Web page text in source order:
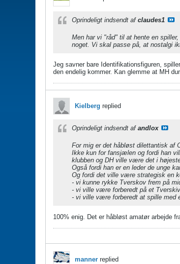
Oprindeligt indsendt af claudes1
Men har vi "råd" til at hente en
noget. Vi skal passe på, at nostalgi
Jeg savner bare Identifikationsfiguren,
den endelig kommer. Kan glemme at MH
Kielberg replied
Oprindeligt indsendt af andlox
For mig er det håbløst dilettantisk af
​​​​​​Ikke kun for fansjælen og fordi han
klubben og DH ville være det i
Også fordi han er en leder de unge
Og fordi det ville være strategisk en
- vi kunne rykke Tverskov frem på
- vi ville være forberedt på et
- vi ville være forberedt at spille med
100% enig. Det er håbløst amatør arbejde
manner replied